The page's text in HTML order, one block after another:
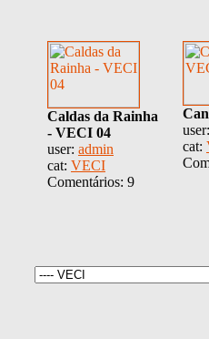
Caldas da Rainha
- VECI 04
user: admin
cat: VECI
Comentários: 9
cat: